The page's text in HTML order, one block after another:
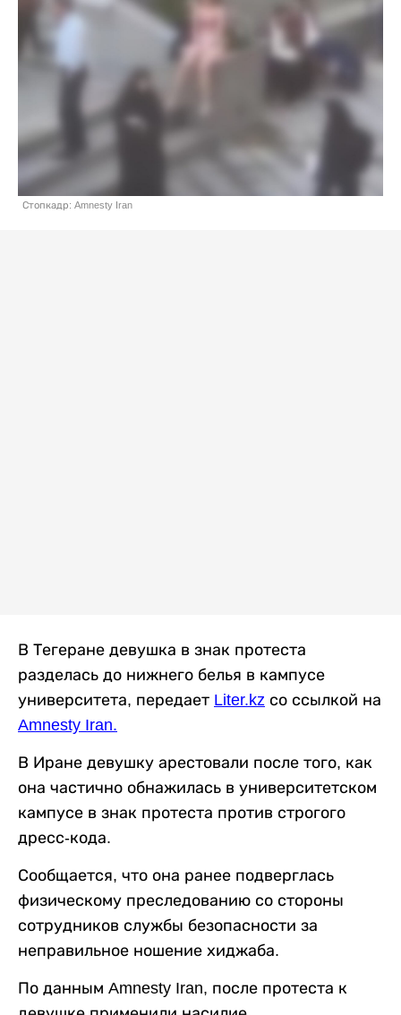
Стопкадр: Amnesty Iran
В Тегеране девушка в знак протеста
разделась до нижнего белья в кампусе
университета, передает Liter.kz со ссылкой на
Amnesty Iran.
В Иране девушку арестовали после того, как
она частично обнажилась в университетском
кампусе в знак протеста против строгого
дресс-кода.
Сообщается, что она ранее подверглась
физическому преследованию со стороны
сотрудников службы безопасности за
неправильное ношение хиджаба.
По данным Amnesty Iran, после протеста к